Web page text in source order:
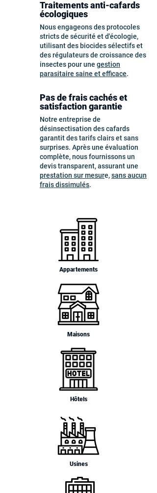
Traitements anti-cafards
écologiques
Nous engageons des protocoles
stricts de sécurité et d'écologie,
utilisant des biocides sélectifs et
des régulateurs de croissance des
insectes pour une gestion
parasitaire saine et efficace.
Pas de frais cachés et
satisfaction garantie
Notre entreprise de
désinsectisation des cafards
garantit des tarifs clairs et sans
surprises. Après une évaluation
complète, nous fournissons un
devis transparent, assurant une
prestation sur mesure,sans aucun
frais dissimulés.
Appartements
Maisons
Hôtels
Usines